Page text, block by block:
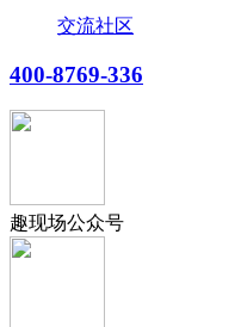
交流社区
400-8769-336
趣现场公众号